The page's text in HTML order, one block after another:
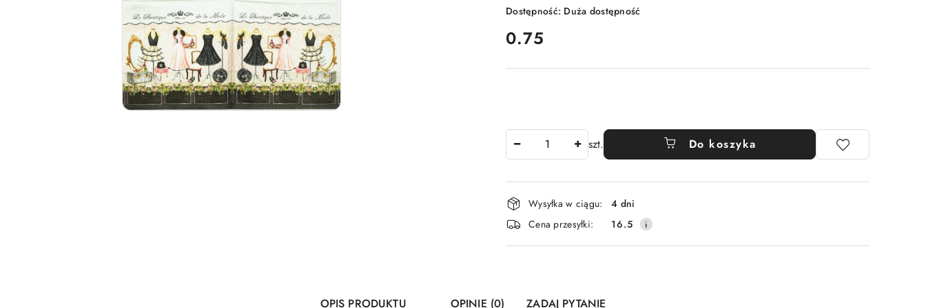
Dostępność: Duża dostępność
cena:
0.75
szt. Do koszyka
Dostępność
i
dostawa
Wysyłka w ciągu:
4 dni
Cena przesyłki:
16.5
OPIS PRODUKTU OPINIE (0) ZADAJ PYTANIE